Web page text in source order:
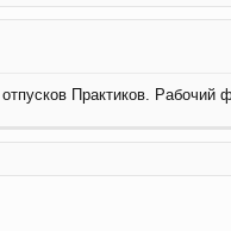
Практиков. Рабочий